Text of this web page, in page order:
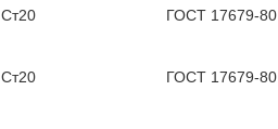
Ст20 ГОСТ 17679-80
Ст20 ГОСТ 17679-80